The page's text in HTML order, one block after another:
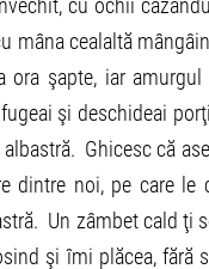
cu ochii
mâna cealaltă
ora şapte, iar
şi deschideai
Ghicesc că
dintre noi, pe care le
Un zâmbet cald ţi
şi îmi plăcea, fără